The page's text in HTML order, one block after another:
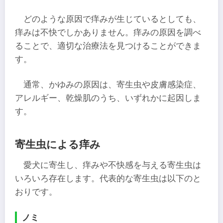
どのような原因で痒みが生じているとしても、
痒みは不快でしかありません。痒みの原因を調べ
ることで、適切な治療法を見つけることができま
す。
通常、かゆみの原因は、寄生虫や皮膚感染症、
アレルギー、乾燥肌のうち、いずれかに起因しま
す。
寄生虫による痒み
愛犬に寄生し、痒みや不快感を与える寄生虫は
いろいろ存在します。代表的な寄生虫は以下のと
おりです。
ノミ